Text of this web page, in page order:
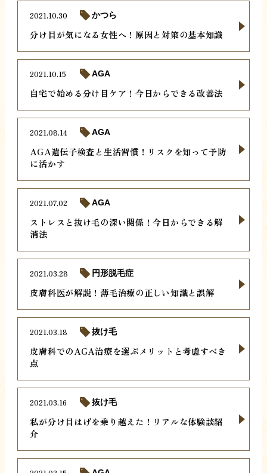
分け目が気になる女性へ！原因と対策の基本知識
2021.10.30 かつら
自宅で始める分け目ケア！今日からできる改善法
2021.10.15 AGA
AGA遺伝子検査と生活習慣！リスクを知って予防
に活かす
2021.08.14 AGA
ストレスと抜け毛の深い関係！今日からできる解
消法
2021.07.02 AGA
皮膚科医が解説！薄毛治療の正しい知識と誤解
2021.03.28 円形脱毛症
皮膚科でのAGA治療を選ぶメリットと考慮すべき
点
2021.03.18 抜け毛
私が分け目はげを乗り越えた！リアルな体験談紹
介
2021.03.16 抜け毛